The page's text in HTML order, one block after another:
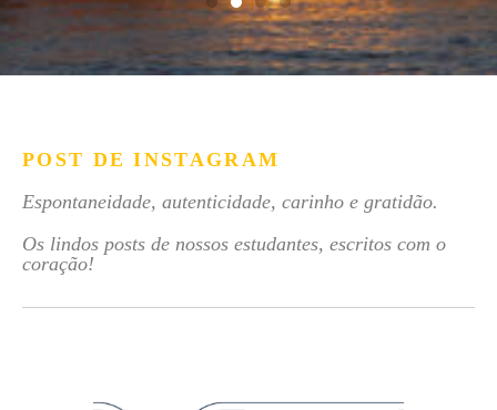
POST DE INSTAGRAM
Espontaneidade, autenticidade, carinho e gratidão.
Os lindos posts de nossos estudantes, escritos com o
coração!